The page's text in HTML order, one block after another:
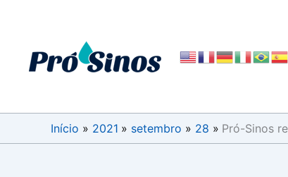
conteúdo
Início 2021 setembro 28 Pró-Sinos